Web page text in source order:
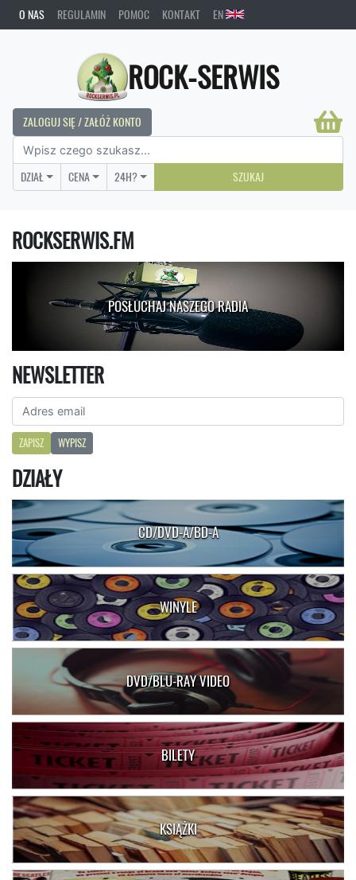
O NAS REGULAMIN POMOC KONTAKT EN
ROCK-SERWIS
ZALOGUJ SIĘ / ZAŁÓŻ KONTO
DZIAŁ CENA 24H? SZUKAJ
ROCKSERWIS.FM
POSŁUCHAJ NASZEGO RADIA
NEWSLETTER
ZAPISZ WYPISZ
DZIAŁY
CD/DVD-A/BD-A
WINYLE
DVD/BLU-RAY VIDEO
BILETY
KSIĄŻKI